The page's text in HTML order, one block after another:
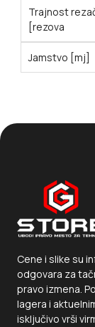
Trajnost
[rezova
Jamstvo [mj]
Cene i slike su
odgovara za
pravo izmena.
lagera i
isključivo vrši